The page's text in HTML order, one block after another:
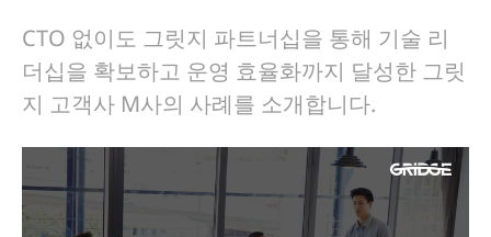
CTO 없이도 그릿지 파트너십을 통해 기술 리
더십을 확보하고 운영 효율화까지 달성한 그릿
지 고객사 M사의 사례를 소개합니다.